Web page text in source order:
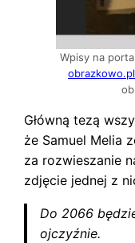
Wpisy na
obrazkowo.pl
Główną tezą
że Samuel Melia
za rozwieszanie
zdjęcie jednej z
Do 2066
ojczyźnie.